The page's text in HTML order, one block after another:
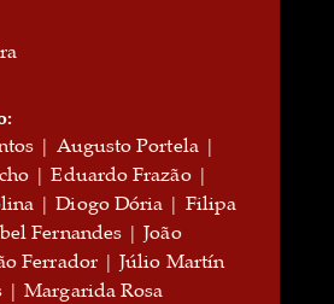
| Augusto Portela |
| Eduardo Frazão |
| Diogo Dória | Filipa
Fernandes | João
Ferrador | Júlio Martín
| Margarida Rosa